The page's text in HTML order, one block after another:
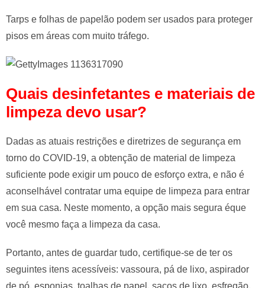
Tarps e folhas de papelão podem ser usados ​​para proteger
pisos em áreas com muito tráfego.
Quais desinfetantes e materiais de
limpeza devo usar?
Dadas as atuais restrições e diretrizes de segurança em
torno do COVID-19, a obtenção de material de limpeza
suficiente pode exigir um pouco de esforço extra, e não é
aconselhável contratar uma equipe de limpeza para entrar
em sua casa. Neste momento, a opção mais segura éque
você mesmo faça a limpeza da casa.
Portanto, antes de guardar tudo, certifique-se de ter os
seguintes itens acessíveis: vassoura, pá de lixo, aspirador